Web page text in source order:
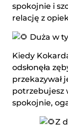
spokojnie i
relację z
Duża w
Kiedy
odsłonęła
przekazywał
potrzebujesz
spokojnie,
Z